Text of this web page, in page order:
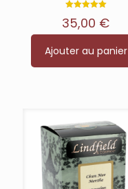
5.00
sur 5
35,00 €
Ajouter au panier